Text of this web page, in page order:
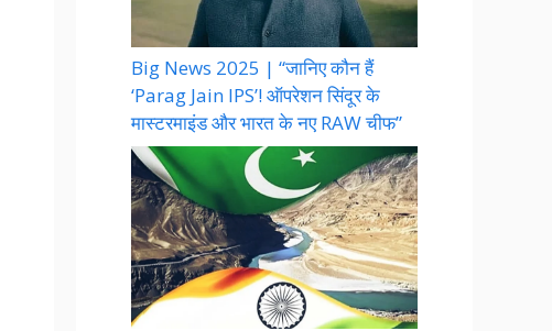
Big News 2025 | “जानिए कौन हैं
‘Parag Jain IPS’! ऑपरेशन सिंदूर के
मास्टरमाइंड और भारत के नए RAW चीफ”